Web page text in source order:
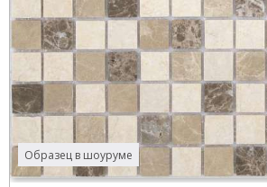
Образец в шоуруме